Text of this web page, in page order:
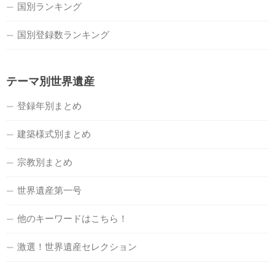
国別ランキング
国別登録数ランキング
テーマ別世界遺産
登録年別まとめ
建築様式別まとめ
宗教別まとめ
世界遺産第一号
他のキーワードはこちら！
激選！世界遺産セレクション